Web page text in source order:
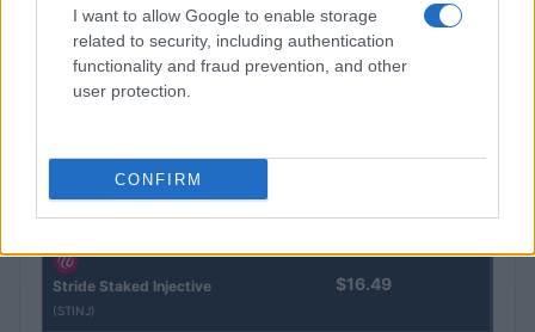
I want to allow Google to enable storage
related to security, including authentication
functionality and fraud prevention, and other
user protection.
CONFIRM
(KBTC)
Steakhouse EURCV
Morpho Vault
(EPOCH)
Stride Staked Injective
(STINJ)
$16.49